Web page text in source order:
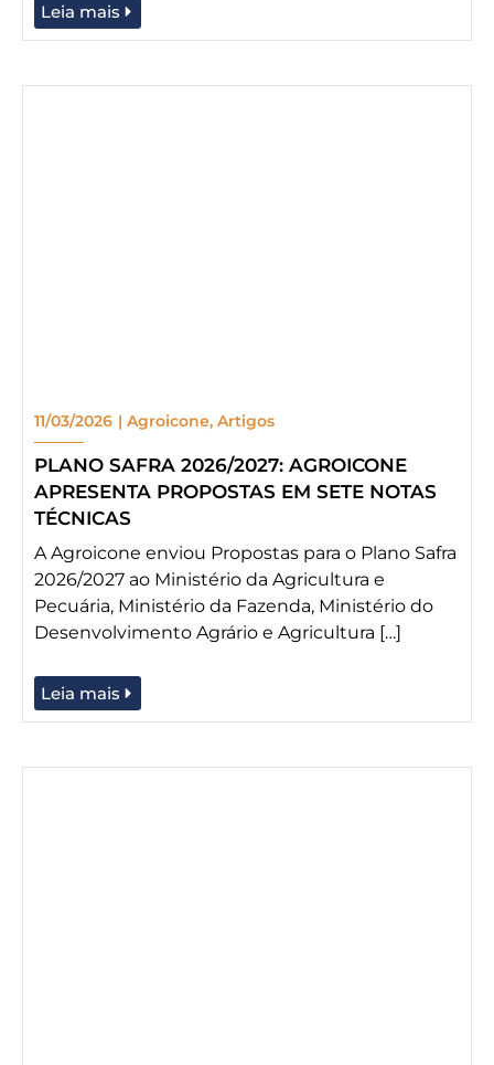
Leia mais
11/03/2026 | Agroicone, Artigos
PLANO SAFRA 2026/2027: AGROICONE
APRESENTA PROPOSTAS EM SETE NOTAS
TÉCNICAS
A Agroicone enviou Propostas para o Plano Safra
2026/2027 ao Ministério da Agricultura e
Pecuária, Ministério da Fazenda, Ministério do
Desenvolvimento Agrário e Agricultura […]
Leia mais